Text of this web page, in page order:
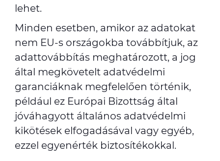
lehet.
Minden esetben, amikor az adatokat
nem EU-s országokba továbbítjuk, az
adattovábbítás meghatározott, a jog
által megkövetelt adatvédelmi
garanciáknak megfelelően történik,
például ez Európai Bizottság által
jóváhagyott általános adatvédelmi
kikötések elfogadásával vagy egyéb,
ezzel egyenérték biztosítékokkal.